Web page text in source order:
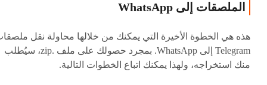
الملصقات إلى WhatsApp
هذه هي الخطوة الأخيرة التي يمكنك من خلالها محاولة نقل
Telegram إلى WhatsApp. بمجرد حصولك على ملف .zip، سيُطلب
منك استخراجه، ولهذا يمكنك اتباع الخطوات التالية.